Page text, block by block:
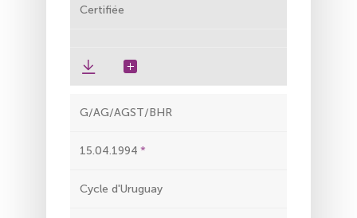
Certifiée
G/AG/AGST/BHR
15.04.1994
Cycle d'Uruguay